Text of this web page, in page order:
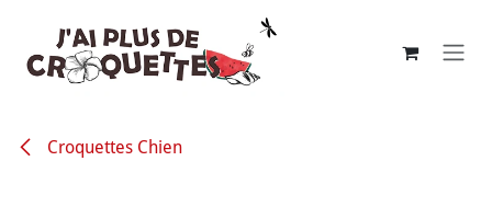
Croquettes Chien